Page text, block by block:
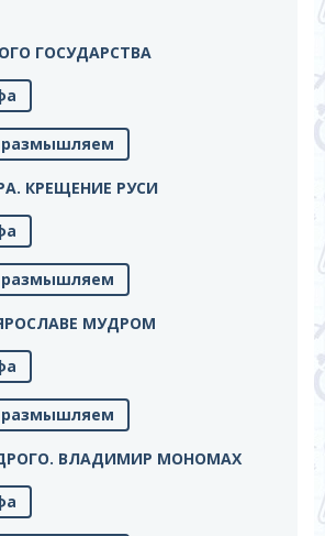
ГОСУДАРСТВА
размышляем
КРЕЩЕНИЕ РУСИ
размышляем
ЯРОСЛАВЕ МУДРОМ
размышляем
ВЛАДИМИР МОНОМАХ